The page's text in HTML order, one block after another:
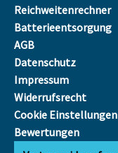
Reichweitenrechner
Batterieentsorgung
AGB
Datenschutz
Impressum
Widerrufsrecht
Cookie Einstellungen
Bewertungen